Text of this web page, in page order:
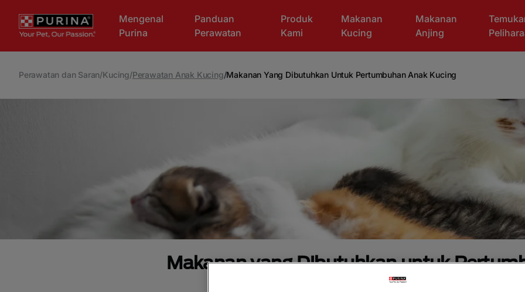
Mengenal
Purina
Panduan
Perawatan
Produk
Kami
Makanan
Kucing
Makanan
Anjing
Perawatan dan Saran/Kucing/Perawatan Anak Kucing/Makanan Yang Dibutuhkan Untuk Pertumbuhan Anak Kucing
Makanan yang Dibutuhkan untuk
Kucing